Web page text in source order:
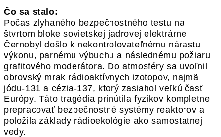
Čo sa stalo:
Počas zlyhaného bezpečnostného testu na
štvrtom bloke sovietskej jadrovej elektrárne
Černobyl došlo k nekontrolovateľnému nárastu
výkonu, parnému výbuchu a následnému požiaru
grafitového moderátora. Do atmosféry sa uvoľnil
obrovský mrak rádioaktívnych izotopov, najmä
jódu-131 a cézia-137, ktorý zasiahol veľkú časť
Európy. Táto tragédia prinútila fyzikov kompletne
prepracovať bezpečnostné systémy reaktorov a
položila základy rádioekológie ako samostatnej
vedy.